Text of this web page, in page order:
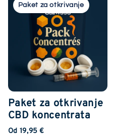
Paket za otkrivanje
Paket za otkrivanje
CBD koncentrata
Od 19,95 €